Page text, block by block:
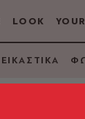
LOOK
ΕΙΚΑΣΤΙΚΑ